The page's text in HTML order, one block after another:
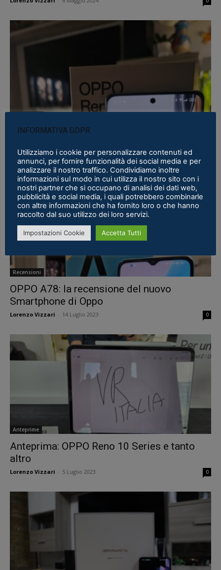
OPPO Reno 10 PRO 5G, un MEDIO GAMMA
Lorenzo Vizzari 25 Luglio 2023
Recensioni
OPPO A78: la recensione del nuovo
Smartphone di Oppo
Lorenzo Vizzari 14 Luglio 2023 0
Anteprime
Anteprima: OPPO Reno 10 Series e tanto
altro
Lorenzo Vizzari 5 Luglio 2023 0
INFORMATIVA GDPR
Utilizziamo i cookie per personalizzare contenuti ed
annunci, per fornire funzionalità dei social media e per
analizzare il nostro traffico. Condividiamo inoltre
informazioni sul modo in cui utilizza il nostro sito con i
nostri partner che si occupano di analisi dei dati web,
pubblicità e social media, i quali potrebbero combinarle
con altre informazioni che ha fornito loro o che hanno
raccolto dal suo utilizzo dei loro servizi.
Impostazioni Cookie Accetta Tutti